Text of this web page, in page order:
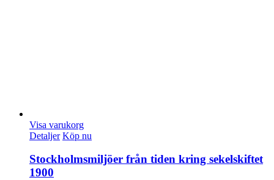
Visa varukorg
Detaljer Köp nu
Stockholmsmiljöer från tiden kring sekelskiftet
1900